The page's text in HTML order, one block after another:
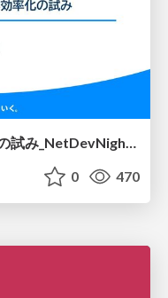
NetBoxを利用した作業効率化の試み_NetDevNight4
0 470